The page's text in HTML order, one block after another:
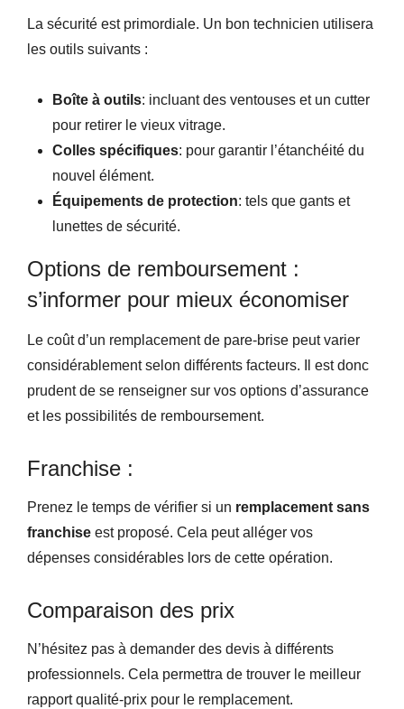
La sécurité est primordiale. Un bon technicien utilisera
les outils suivants :
Boîte à outils: incluant des ventouses et un cutter
pour retirer le vieux vitrage.
Colles spécifiques: pour garantir l’étanchéité du
nouvel élément.
Équipements de protection: tels que gants et
lunettes de sécurité.
Options de remboursement :
s’informer pour mieux économiser
Le coût d’un remplacement de pare-brise peut varier
considérablement selon différents facteurs. Il est donc
prudent de se renseigner sur vos options d’assurance
et les possibilités de remboursement.
Franchise :
Prenez le temps de vérifier si un remplacement sans
franchise est proposé. Cela peut alléger vos
dépenses considérables lors de cette opération.
Comparaison des prix
N’hésitez pas à demander des devis à différents
professionnels. Cela permettra de trouver le meilleur
rapport qualité-prix pour le remplacement.